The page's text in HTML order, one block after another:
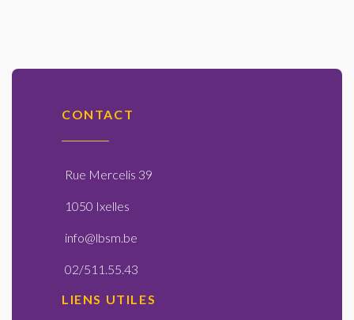
CONTACT
Rue Mercelis 39
1050 Ixelles
info@lbsm.be
02/511.55.43
LIENS UTILES